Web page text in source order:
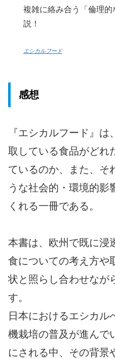
複雑に絡み合う「倫理
説！
エシカルフード
感想
『エシカルフード』
取している食品がどれ
ているのか、また、そ
うな社会的・環境的影
くれる一冊である。
本書は、欧州で既に浸
食についての考え方や
状と照らし合わせなが
す。
日本におけるエシカル
機栽培の普及が進んで
にされる中、その背景